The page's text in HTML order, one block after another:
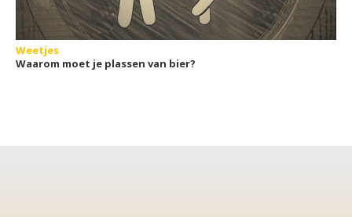
Weetjes
Waarom moet je plassen van bier?